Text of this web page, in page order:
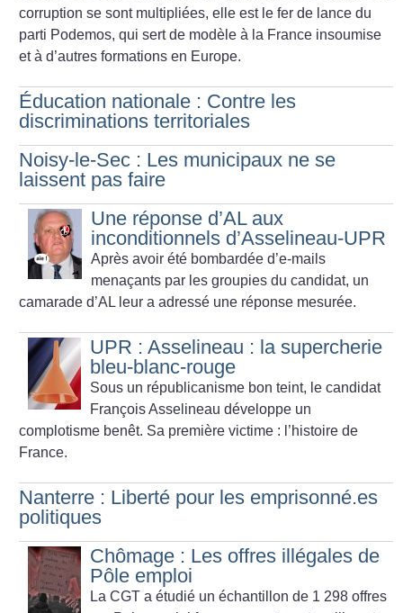
corruption se sont multipliées, elle est le fer de lance du
parti Podemos, qui sert de modèle à la France insoumise
et à d’autres formations en Europe.
Éducation nationale : Contre les
discriminations territoriales
Noisy-le-Sec : Les municipaux ne se
laissent pas faire
Une réponse d’AL aux
inconditionnels d’Asselineau-UPR
Après avoir été bombardée d’e-mails
menaçants par les groupies du candidat, un
camarade d’AL leur a adressé une réponse mesurée.
UPR : Asselineau : la supercherie
bleu-blanc-rouge
Sous un républicanisme bon teint, le candidat
François Asselineau développe un
complotisme benêt. Sa première victime : l’histoire de
France.
Nanterre : Liberté pour les emprisonné.es
politiques
Chômage : Les offres illégales de
Pôle emploi
La CGT a étudié un échantillon de 1 298 offres